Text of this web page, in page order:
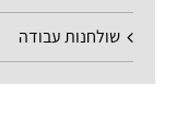
שולחנות עבודה